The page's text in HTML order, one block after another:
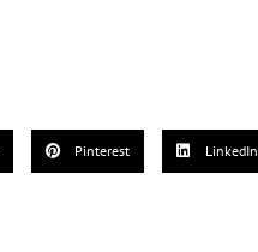
Pinterest LinkedIn